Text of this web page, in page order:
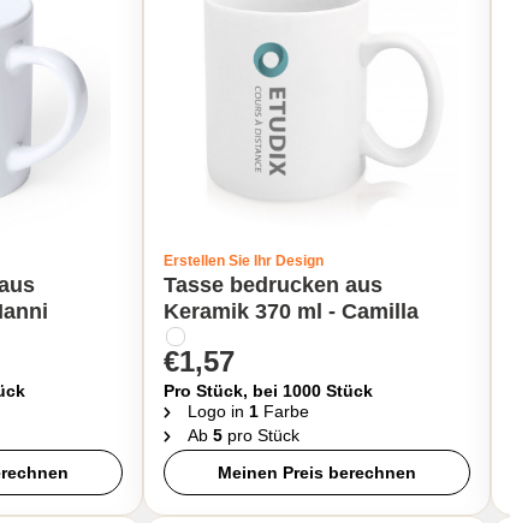
Erstellen Sie Ihr Design
Tasse bedrucken aus
Keramik 370 ml - Camilla
€1,57
Pro Stück, bei 1000 Stück
Logo in 1Farbe
Ab 5pro Stück
Meinen Preis berechnen